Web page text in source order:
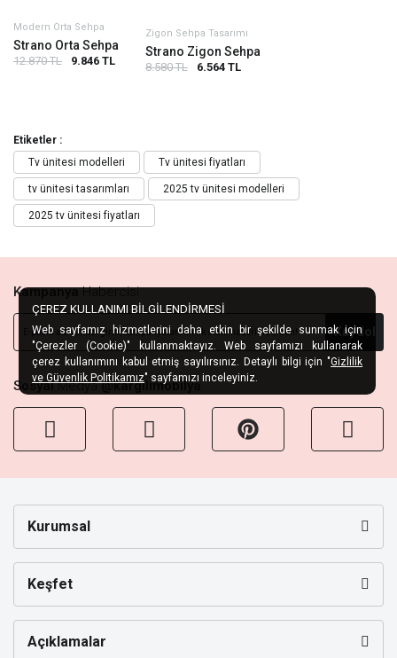
Modern Orta Sehpa
Strano Orta Sehpa
12.870 TL 9.846 TL
Zigon Sehpa Tasarımı
Strano Zigon Sehpa
8.580 TL 6.564 TL
Etiketler :
Tv ünitesi modelleri
Tv ünitesi fiyatları
tv ünitesi tasarımları 2025 tv ünitesi modelleri
2025 tv ünitesi fiyatları
KampanyaHabercisi
Kaydol
SosyalMedya@kargilimobilya
Kurumsal
Keşfet
Açıklamalar
ÇEREZ KULLANIMI BİLGİLENDİRMESİ
Web sayfamız hizmetlerini daha etkin bir şekilde sunmak için
"Çerezler (Cookie)" kullanmaktayız. Web sayfamızı kullanarak
çerez kullanımını kabul etmiş sayılırsınız. Detaylı bilgi için "Gizlilik
ve Güvenlik Politikamız" sayfamızı inceleyiniz.